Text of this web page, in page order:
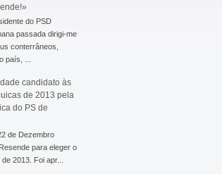
do PSD
passada dirigi-me
conterrâneos,
país, ...
candidato às
de 2013 pela
do PS de
de Dezembro
para eleger o
2013. Foi apr...